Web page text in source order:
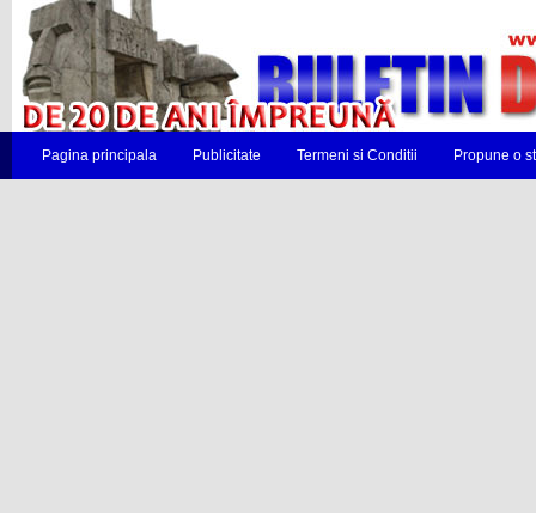
Pagina principala Publicitate Termeni si Conditii Propune o